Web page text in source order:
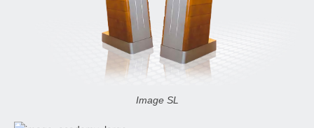
Image SL